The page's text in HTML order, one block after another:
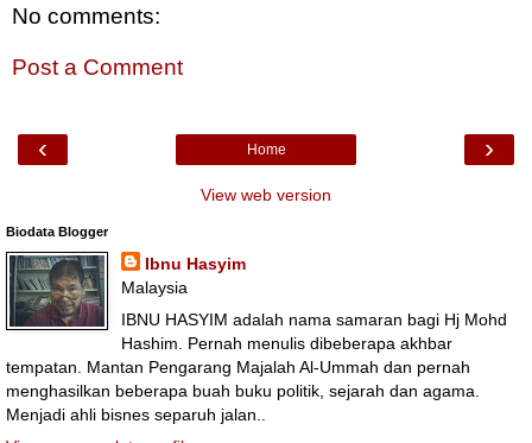
No comments:
Post a Comment
‹ ›
Home
View web version
Biodata Blogger
Ibnu Hasyim
Malaysia
IBNU HASYIM adalah nama samaran bagi Hj Mohd
Hashim. Pernah menulis dibeberapa akhbar
tempatan. Mantan Pengarang Majalah Al-Ummah dan pernah
menghasilkan beberapa buah buku politik, sejarah dan agama.
Menjadi ahli bisnes separuh jalan..